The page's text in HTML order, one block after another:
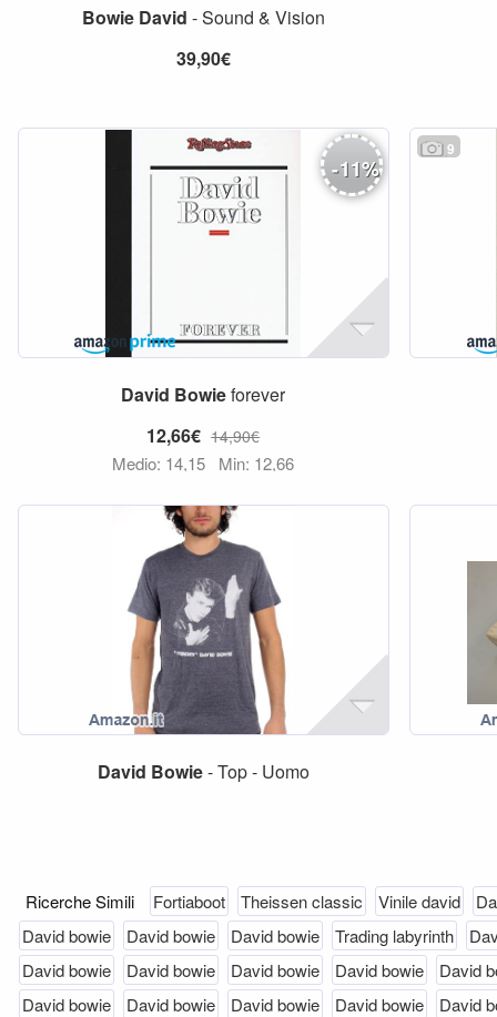
Bowie David - Sound & Vision
39,90€
-11%
David Bowieforever
12,66€ 14,90€
Medio: 14,15 Min: 12,66
9
David Bowie- Top - Uomo
Ricerche Simili Fortiaboot Theissen classic Vinile david
David bowie
David bowie David bowie Trading labyrinth
David bowie
David bowie David bowie David bowie
David
David bowie
David bowie David bowie David bowie
David